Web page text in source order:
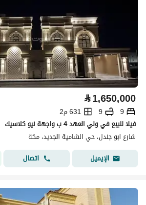
⃁1,650,000
9
9
631 م2
فيلا للبيع في ولي العهد 4 ب واجهة نيو كلاسيك
شارع ابو جندل، حي الشامية الجديد، مكة
الإيميل
اتصال